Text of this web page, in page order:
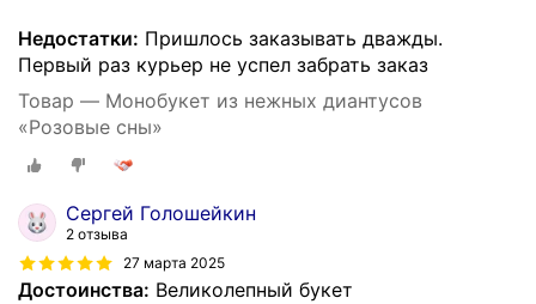
Недостатки: Пришлось заказывать дважды.
Первый раз курьер не успел забрать заказ
Товар — Монобукет из нежных диантусов
«Розовые сны»
Сергей Голошейкин
2 отзыва
27 марта 2025
Достоинства: Великолепный букет